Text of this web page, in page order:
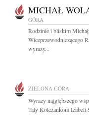
MICHAŁ
GÓRA
Rodzinie i bliskim
Wiceprzewodniczącego
wyrazy...
ZIELONA GÓRA
Wyrazy najgłębszego
Taty Koleżankom Izabeli